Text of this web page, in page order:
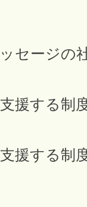
セージの
援する制
援する制